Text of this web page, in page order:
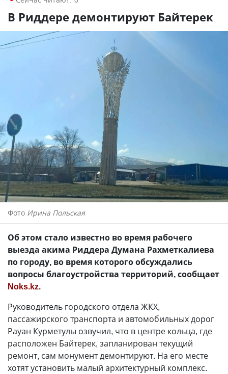
В Риддере демонтируют Байтерек
Фото Ирина Польская
Об этом стало известно во время рабочего
выезда акима Риддера Думана Рахметкалиева
по городу, во время которого обсуждались
вопросы благоустройства территорий, сообщает
Noks.kz.
Руководитель городского отдела ЖКХ,
пассажирского транспорта и автомобильных дорог
Рауан Курметулы озвучил, что в центре кольца, где
расположен Байтерек, запланирован текущий
ремонт, сам монумент демонтируют. На его месте
хотят установить малый архитектурный комплекс.